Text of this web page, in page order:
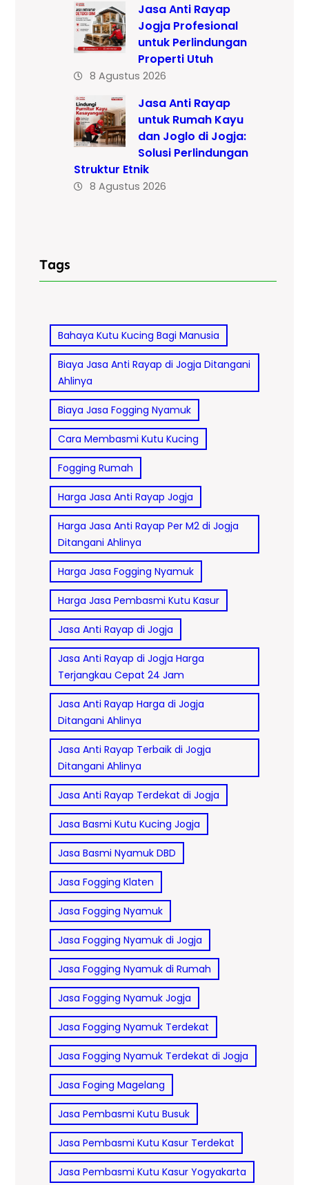
Jasa Anti Rayap
Jogja Profesional
untuk Perlindungan
Properti Utuh
8 Agustus 2026
Jasa Anti Rayap
untuk Rumah Kayu
dan Joglo di Jogja:
Solusi Perlindungan
Struktur Etnik
8 Agustus 2026
Tags
Bahaya Kutu Kucing Bagi Manusia
Biaya Jasa Anti Rayap di Jogja Ditangani
Ahlinya
Biaya Jasa Fogging Nyamuk
Cara Membasmi Kutu Kucing
Fogging Rumah
Harga Jasa Anti Rayap Jogja
Harga Jasa Anti Rayap Per M2 di Jogja
Ditangani Ahlinya
Harga Jasa Fogging Nyamuk
Harga Jasa Pembasmi Kutu Kasur
Jasa Anti Rayap di Jogja
Jasa Anti Rayap di Jogja Harga
Terjangkau Cepat 24 Jam
Jasa Anti Rayap Harga di Jogja
Ditangani Ahlinya
Jasa Anti Rayap Terbaik di Jogja
Ditangani Ahlinya
Jasa Anti Rayap Terdekat di Jogja
Jasa Basmi Kutu Kucing Jogja
Jasa Basmi Nyamuk DBD
Jasa Fogging Klaten
Jasa Fogging Nyamuk
Jasa Fogging Nyamuk di Jogja
Jasa Fogging Nyamuk di Rumah
Jasa Fogging Nyamuk Jogja
Jasa Fogging Nyamuk Terdekat
Jasa Fogging Nyamuk Terdekat di Jogja
Jasa Foging Magelang
Jasa Pembasmi Kutu Busuk
Jasa Pembasmi Kutu Kasur Terdekat
Jasa Pembasmi Kutu Kasur Yogyakarta